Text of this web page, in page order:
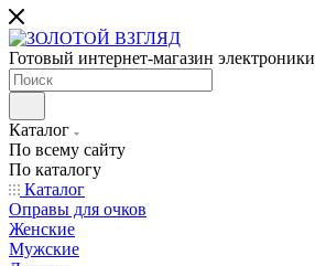
Готовый интернет-магазин электроники
Каталог
По всему сайту
По каталогу
Каталог
Оправы для очков
Женские
Мужские